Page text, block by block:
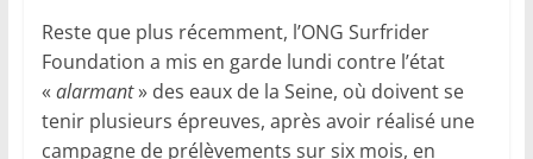
Reste que plus récemment, l’ONG Surfrider
Foundation a mis en garde lundi contre l’état
« alarmant» des eaux de la Seine, où doivent se
tenir plusieurs épreuves, après avoir réalisé une
campagne de prélèvements sur six mois, en